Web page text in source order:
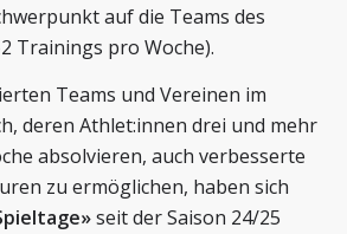
auf die Teams des
Trainings pro Woche).
Teams und Vereinen im
deren Athlet:innen drei und mehr
absolvieren, auch verbesserte
zu ermöglichen, haben sich
seit der Saison 24/25